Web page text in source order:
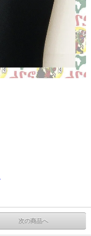
次の商品へ